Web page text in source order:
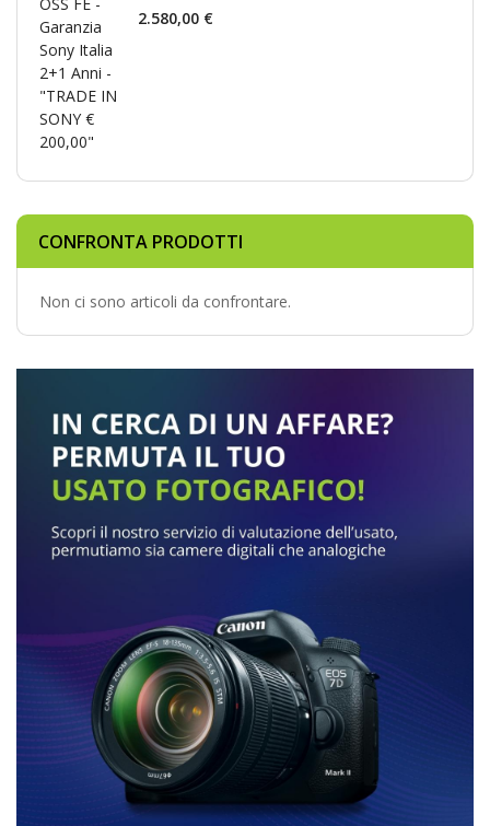
2.580,00 €
CONFRONTA PRODOTTI
Non ci sono articoli da confrontare.